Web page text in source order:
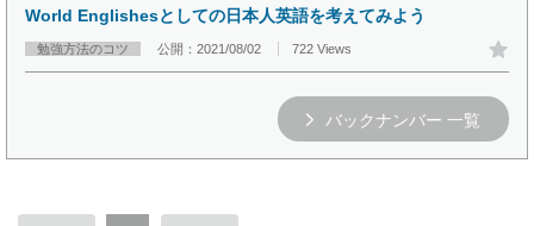
World Englishesとしての日本人英語を考えてみよう
勉強方法のコツ 公開：2021/08/02 722 Views
バックナンバー 一覧